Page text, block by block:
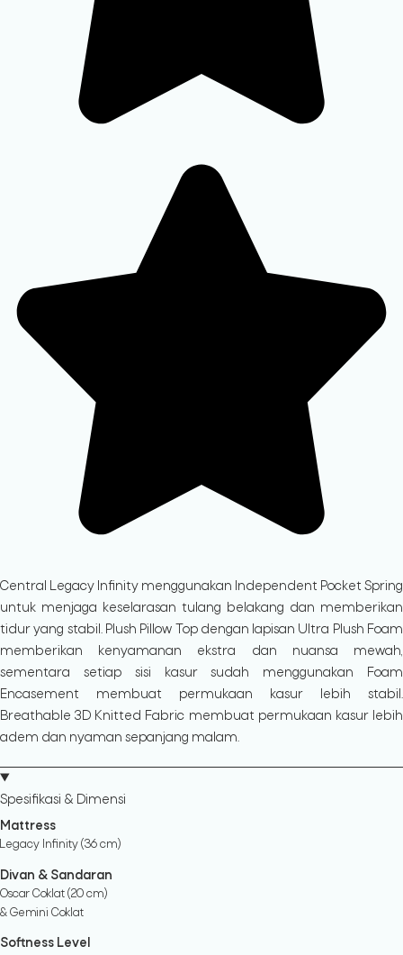
Central Legacy Infinity menggunakan Independent Pocket Spring
untuk menjaga keselarasan tulang belakang dan memberikan
tidur yang stabil. Plush Pillow Top dengan lapisan Ultra Plush Foam
memberikan kenyamanan ekstra dan nuansa mewah,
sementara setiap sisi kasur sudah menggunakan Foam
Encasement membuat permukaan kasur lebih stabil.
Breathable 3D Knitted Fabric membuat permukaan kasur lebih
adem dan nyaman sepanjang malam.
Spesifikasi & Dimensi
Mattress
Legacy Infinity (36 cm)
Divan & Sandaran
Oscar Coklat (20 cm)
& Gemini Coklat
Softness Level